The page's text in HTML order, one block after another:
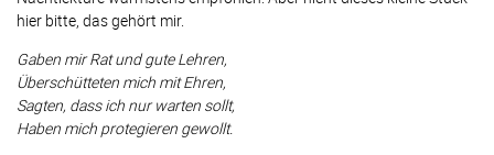
hier bitte, das gehört mir.
Gaben mir Rat und gute Lehren,
Überschütteten mich mit Ehren,
Sagten, dass ich nur warten sollt,
Haben mich protegieren gewollt.